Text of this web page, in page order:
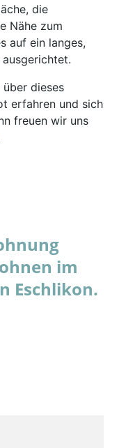
die
Nähe zum
auf ein langes,
dieses
erfahren und sich
freuen wir uns
im
Eschlikon.